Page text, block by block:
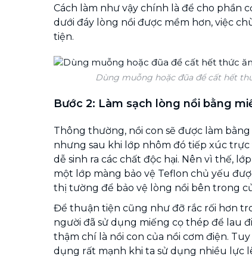
Cách làm như vậy chính là để cho phần
dưới đáy lòng nồi được mềm hơn, việc
tiện.
Dùng muỗng hoặc đũa để cất hết
Bước 2: Làm sạch lòng nồi bằng
Thông thường, nồi con sẽ được làm
nhưng sau khi lớp nhôm đó tiếp xúc
dễ sinh ra các chất độc hại. Nên vì thế,
một lớp màng bảo vệ Teflon chủ yếu
thị tường để bảo vệ lòng nồi bên trong
Để thuận tiện cũng như đỡ rắc rối hơn
người đã sử dụng miếng cọ thép để lau
thậm chí là nồi con của nồi cơm điện.
dụng rất mạnh khi ta sử dụng nhiều lực